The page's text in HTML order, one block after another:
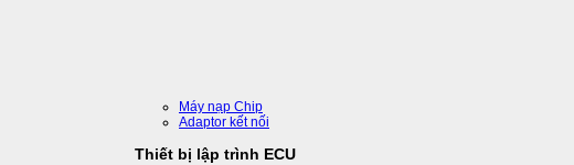
Máy nạp Chip
Adaptor kết nối
Thiết bị lập trình ECU